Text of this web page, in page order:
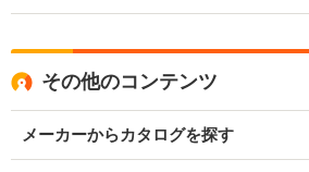
その他のコンテンツ
メーカーからカタログを探す